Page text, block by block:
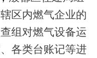
区内燃气企业的
组对燃气设备运
各类台账记等进